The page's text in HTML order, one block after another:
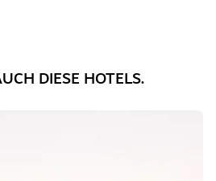
DIESE HOTELS.